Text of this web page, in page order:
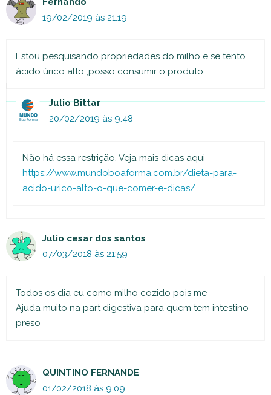
19/02/2019 às 21:19
Estou pesquisando propriedades do milho e se tento
ácido úrico alto ,posso consumir o produto
Julio Bittar
20/02/2019 às 9:48
Não há essa restrição. Veja mais dicas aqui
https://www.mundoboaforma.com.br/dieta-para-
acido-urico-alto-o-que-comer-e-dicas/
Julio cesar dos santos
07/03/2018 às 21:59
Todos os dia eu como milho cozido pois me
Ajuda muito na part digestiva para quem tem intestino
preso
QUINTINO FERNANDE
01/02/2018 às 9:09